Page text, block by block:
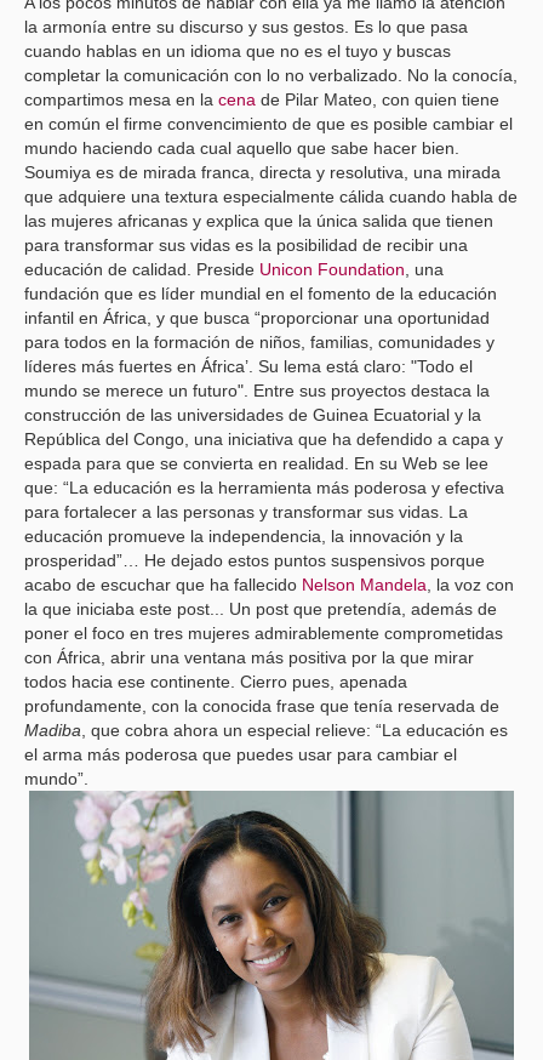
la armonía entre su discurso y sus gestos. Es lo que pasa
cuando hablas en un idioma que no es el tuyo y buscas
completar la comunicación con lo no verbalizado. No la conocía,
compartimos mesa en la cena de Pilar Mateo, con quien tiene
en común el firme convencimiento de que es posible cambiar el
mundo haciendo cada cual aquello que sabe hacer bien.
Soumiya es de mirada franca, directa y resolutiva, una mirada
que adquiere una textura especialmente cálida cuando habla de
las mujeres africanas y explica que la única salida que tienen
para transformar sus vidas es la posibilidad de recibir una
educación de calidad. Preside Unicon Foundation , una
fundación que es líder mundial en el fomento de la educación
infantil en África, y que busca “proporcionar una oportunidad
para todos en la formación de niños, familias, comunidades y
líderes más fuertes en África’. Su lema está claro: "Todo el
mundo se merece un futuro". Entre sus proyectos destaca la
construcción de las universidades de Guinea Ecuatorial y la
República del Congo, una iniciativa que ha defendido a capa y
espada para que se convierta en realidad. En su Web se lee
que: “La educación es la herramienta más poderosa y efectiva
para fortalecer a las personas y transformar sus vidas. La
educación promueve la independencia, la innovación y la
prosperidad”… He dejado estos puntos suspensivos porque
acabo de escuchar que ha fallecido Nelson Mandela , la voz con
la que iniciaba este post... Un post que pretendía, además de
poner el foco en tres mujeres admirablemente comprometidas
con África, abrir una ventana más positiva por la que mirar
todos hacia ese continente. Cierro pues, apenada
profundamente, con la conocida frase que tenía reservada de
Madiba , que cobra ahora un especial relieve: “La educación es
el arma más poderosa que puedes usar para cambiar el
mundo”.